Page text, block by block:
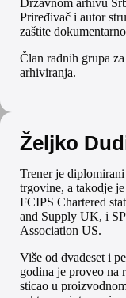
Državnom arhivu
Priređivač i autor
zaštite
Član radnih grupa
arhiviranja.
Željko
Trener je
trgovine, a takodje
FCIPS Chartered
and Supply UK, i
Association US.
Više od dvadeset i
godina je proveo na
sticao u